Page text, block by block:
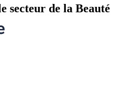
secteur de la Beauté